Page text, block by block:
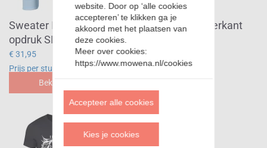
Sweater I don't ride for fun voorkant of achterkant
opdruk SP0133
€ 31,95
Prijs per stuk
Bekijk
website. Door op ‘alle cookies
accepteren’ te klikken ga je
akkoord met het plaatsen van
deze cookies.
Meer over cookies:
https://www.mowena.nl/cookies
Accepteer alle cookies
Kies je cookies